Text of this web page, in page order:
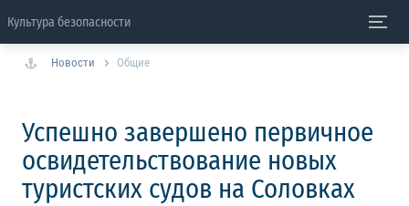
Культура безопасности
Новости Общие
Успешно завершено первичное
освидетельствование новых
туристских судов на Соловках